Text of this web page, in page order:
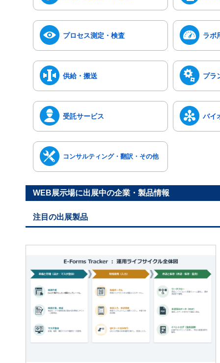
プロセス測定・検査 ラボ
供給・搬送 プラ
受託サービス バイ
コンサルティング・翻訳・その他
WEB展示場に出展中の企業・製品情報
注目の出展製品